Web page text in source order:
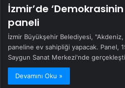
İzmir’de
paneli
İzmir Büyükşehir Belediyesi,
paneline ev sahipliği yapacak. Panel,
Saygun Sanat Merkezi'nde
Devamını Oku »